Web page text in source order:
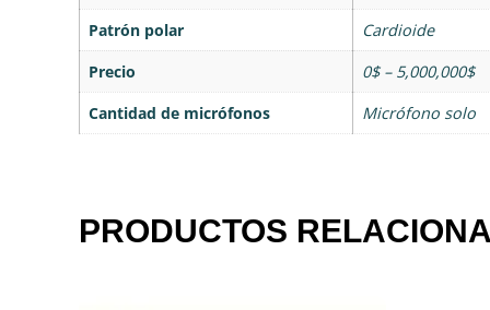
Patrón polar
Cardioide
Precio
0$ – 5,000,000$
Cantidad de micrófonos
Micrófono solo
PRODUCTOS